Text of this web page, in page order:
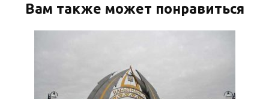
Вам также может понравиться